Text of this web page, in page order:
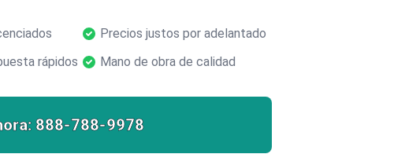
Precios justos por adelantado
rápidos Mano de obra de calidad
888-788-9978